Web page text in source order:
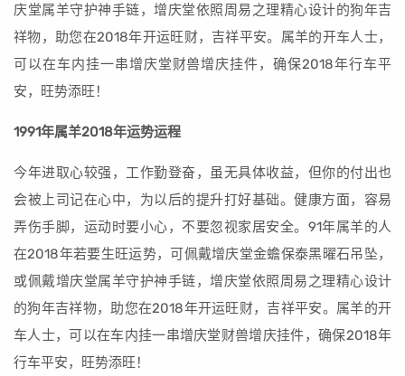
庆堂属羊守护神手链，增庆堂依照周易之理精心设计的狗年吉
祥物，助您在2018年开运旺财，吉祥平安。属羊的开车人士，
可以在车内挂一串增庆堂财兽增庆挂件，确保2018年行车平
安，旺势添旺！
1991年属羊2018年运势运程
今年进取心较强，工作勤登奋，虽无具体收益，但你的付出也
会被上司记在心中，为以后的提升打好基础。健康方面，容易
弄伤手脚，运动时要小心，不要忽视家居安全。91年属羊的人
在2018年若要生旺运势，可佩戴增庆堂金蟾保泰黑曜石吊坠，
或佩戴增庆堂属羊守护神手链，增庆堂依照周易之理精心设计
的狗年吉祥物，助您在2018年开运旺财，吉祥平安。属羊的开
车人士，可以在车内挂一串增庆堂财兽增庆挂件，确保2018年
行车平安，旺势添旺！